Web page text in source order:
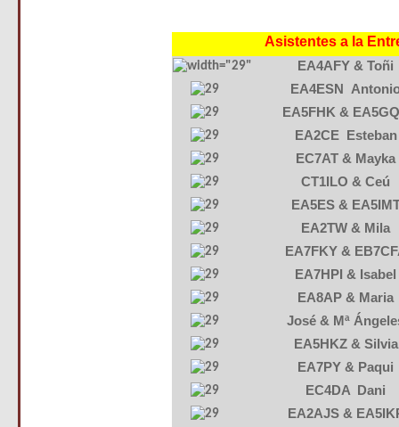
Asistentes a la
EA4AFY & Toñi
EA4ESN
EA5FHK &
EA2CE Esteban
EC7AT & Mayka
CT1ILO & Ceú
EA5ES &
EA2TW & Mila
EA7FKY &
EA7HPI & Isabel
EA8AP & Maria
José & Mª
EA5HKZ & Silvia
EA7PY & Paqui
EC4DA Dani
EA2AJS &